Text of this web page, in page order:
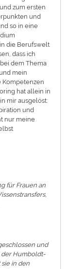
zum ersten
und
so in eine
die Berufswelt
dass ich
dem Thema
mein
Kompetenzen
hat allein in
mir ausgelöst:
und
nur meine
für Frauen an
,
und
der Humboldt-
in den